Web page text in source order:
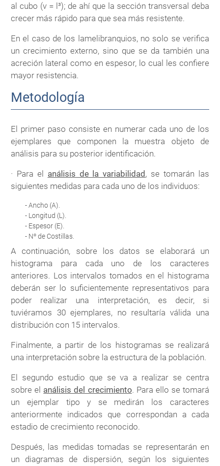
al cubo (v = l³); de ahí que la sección transversal deba
crecer más rápido para que sea más resistente.
En el caso de los lamelibranquios, no solo se verifica
un crecimiento externo, sino que se da también una
acreción lateral como en espesor, lo cual les confiere
mayor resistencia.
Metodología
El primer paso consiste en numerar cada uno de los
ejemplares que componen la muestra objeto de
análisis para su posterior identificación.
· Para el análisis de la variabilidad , se tomarán las
siguientes medidas para cada uno de los individuos:
- Ancho (A).
- Longitud (L).
- Espesor (E).
- Nº de Costillas.
A continuación, sobre los datos se elaborará un
histograma para cada uno de los caracteres
anteriores. Los intervalos tomados en el histograma
deberán ser lo suficientemente representativos para
poder realizar una interpretación, es decir, si
tuviéramos 30 ejemplares, no resultaría válida una
distribución con 15 intervalos.
Finalmente, a partir de los histogramas se realizará
una interpretación sobre la estructura de la población.
El segundo estudio que se va a realizar se centra
sobre el análisis del crecimiento. Para ello se tomará
un ejemplar tipo y se medirán los caracteres
anteriormente indicados que correspondan a cada
estadio de crecimiento reconocido.
Después, las medidas tomadas se representarán en
un diagramas de dispersión, según los siguientes